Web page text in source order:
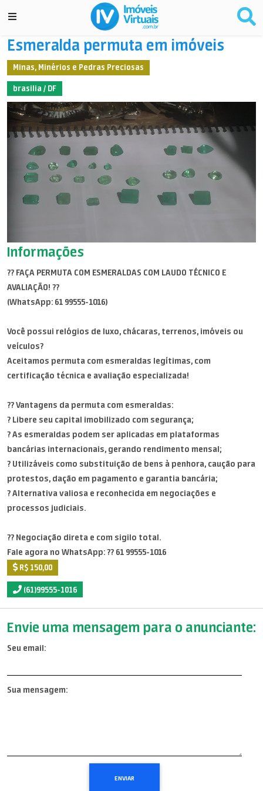
Esmeralda permuta em imóveis
Minas, Minérios e Pedras Preciosas
brasilia / DF
Informações
?? FAÇA PERMUTA COM ESMERALDAS COM LAUDO TÉCNICO E
AVALIAÇÃO! ??
(WhatsApp: 61 99555-1016)
Você possui relógios de luxo, chácaras, terrenos, imóveis ou
veículos?
Aceitamos permuta com esmeraldas legítimas, com
certificação técnica e avaliação especializada!
?? Vantagens da permuta com esmeraldas:
? Libere seu capital imobilizado com segurança;
? As esmeraldas podem ser aplicadas em plataformas
bancárias internacionais, gerando rendimento mensal;
? Utilizáveis como substituição de bens à penhora, caução para
protestos, dação em pagamento e garantia bancária;
? Alternativa valiosa e reconhecida em negociações e
processos judiciais.
?? Negociação direta e com sigilo total.
Fale agora no WhatsApp: ?? 61 99555-1016
R$ 150,00
(61)99555-1016
Envie uma mensagem para o anunciante:
Seu email:
Sua mensagem: